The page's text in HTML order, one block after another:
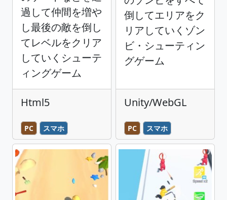
過して仲間を増や
し最後の敵を倒し
てレベルをクリア
していくシューテ
ィングゲーム
Html5
PC スマホ
倒してエリアをク
リアしていくゾン
ビ・シューティン
グゲーム
Unity/WebGL
PC スマホ